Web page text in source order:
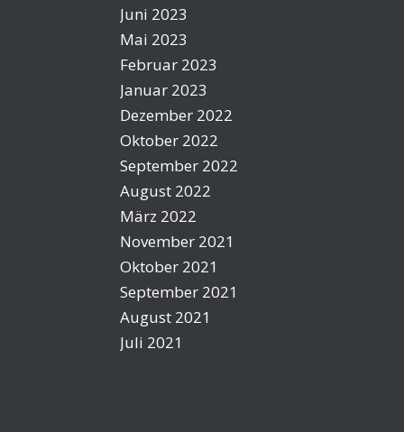
Juni 2023
Mai 2023
Februar 2023
Januar 2023
Dezember 2022
Oktober 2022
September 2022
August 2022
März 2022
November 2021
Oktober 2021
September 2021
August 2021
Juli 2021